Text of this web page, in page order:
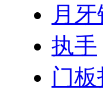
月牙
执手
门板